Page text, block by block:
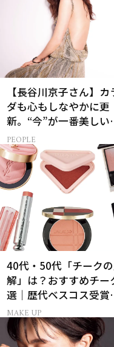
【長谷川京子さん】カ
ダも心もしなやかに更
新。“今”が一番美しい
［特別画像集］
PEOPLE
40代・50代「チーク
解」は？おすすめチー
選｜歴代ベスコス受賞
とめ＆正しい使い方
MAKE UP